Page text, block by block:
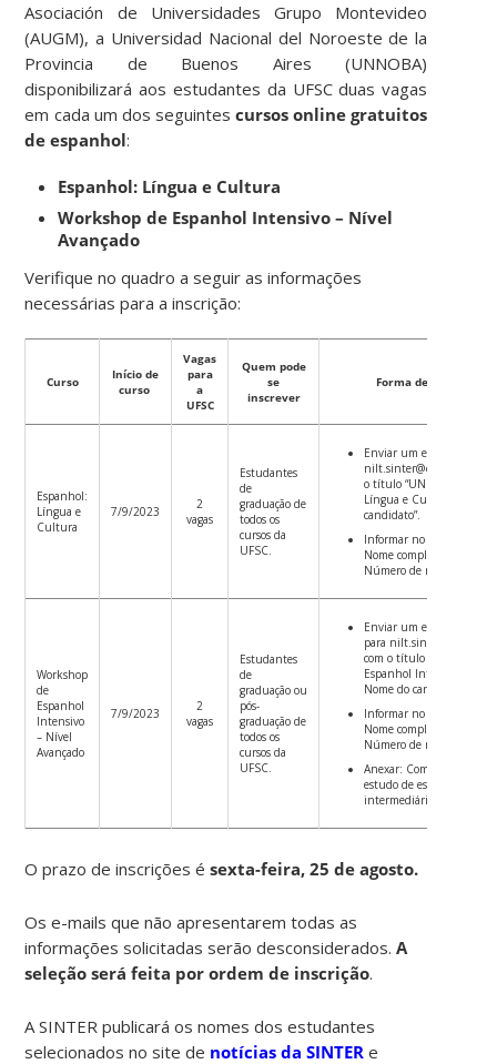
Asociación de Universidades Grupo Montevideo
(AUGM), a Universidad Nacional del Noroeste de la
Provincia de Buenos Aires (UNNOBA)
disponibilizará aos estudantes da UFSC duas vagas
em cada um dos seguintescursos online gratuitos
de espanhol:
Espanhol: Língua e Cultura
Workshop de Espanhol Intensivo – Nível
Avançado
Verifique no quadro a seguir as informações
necessárias para a inscrição:
Curso
Início de
curso
Vagas
para
a
UFSC
Quem pode
se
inscrever
Forma de inscrição
Espanhol:
Língua e
Cultura
7/9/2023
2
vagas
Estudantes
de
graduação de
todos os
cursos da
UFSC.
Enviar um e-mail para
o título “UNNOBA –
Língua e Cultura – Nome
candidato”.
Informar no corpo do e-
Nome completo / Curso /
Número de matrícula.
Workshop
de
Espanhol
Intensivo
– Nível
Avançado
7/9/2023
2
vagas
Estudantes
de
graduação ou
pós-
graduação de
todos os
cursos da
UFSC.
Enviar um e-mail
para
com o título “UNNOBA
Espanhol Intensivo
Nome do candidato”.
Informar no corpo do e-
Nome completo / Curso /
Número de matrícula.
Anexar: Comprovante de
estudo de espanhol em
intermediário.
O prazo de inscrições ésexta-feira, 25 de agosto.
Os e-mails que não apresentarem todas as
informações solicitadas serão desconsiderados.A
seleção será feita por ordem de inscrição.
A SINTER publicará os nomes dos estudantes
selecionados no site de notícias da SINTER e